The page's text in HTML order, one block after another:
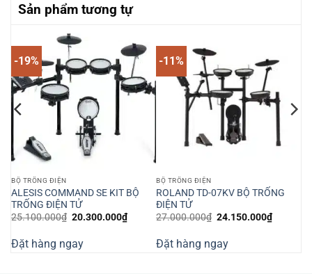
Sản phẩm tương tự
-19%
BỘ TRỐNG ĐIỆN
ALESIS COMMAND SE KIT BỘ
TRỐNG ĐIỆN TỬ
25.100.000₫ Giá
25.100.000₫.
20.300.000₫Giá
hiện
20.300.000₫.
Đặt hàng ngay
-11%
BỘ TRỐNG ĐIỆN
ROLAND TD-07KV BỘ TRỐNG
ĐIỆN TỬ
27.000.000₫ Giá
27.000.000₫.
24.150.000₫Giá
hiện
Đặt hàng ngay